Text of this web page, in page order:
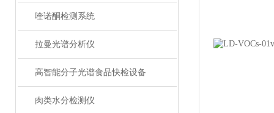
喹诺酮检测系统
拉曼光谱分析仪
高智能分子光谱食品快检设备
肉类水分检测仪